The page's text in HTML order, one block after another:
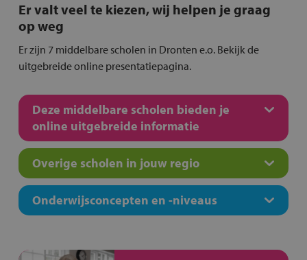
Er valt veel te kiezen, wij helpen je graag
op weg
Er zijn 7 middelbare scholen in Dronten e.o. Bekijk de
uitgebreide online presentatiepagina.
Deze middelbare scholen bieden je
online uitgebreide informatie
Overige scholen in jouw regio
Onderwijsconcepten en -niveaus